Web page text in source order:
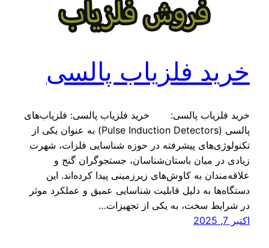
خرید فلزیاب پالسی
خرید فلزیاب پالسی: خرید فلزیاب پالسی: فلزیاب‌های
پالسی (Pulse Induction Detectors) به عنوان یکی از
تکنولوژی‌های پیشرفته در حوزه شناسایی فلزات، شهرت
زیادی در میان باستان‌شناسان، جستجوگران گنج و
علاقه‌مندان به کاوش‌های زیرزمینی پیدا کرده‌اند. این
دستگاه‌ها به دلیل قابلیت شناسایی عمیق و عملکرد موثر
در شرایط سخت، به یکی از تجهیزات…
اکتبر 7, 2025